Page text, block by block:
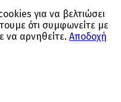
για να βελτιώσει
ότι συμφωνείτε με
να αρνηθείτε. Αποδοχή